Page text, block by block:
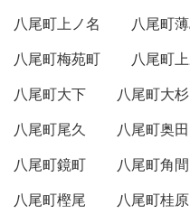
八尾町上ノ名
八尾町
八尾町梅苑町
八尾町
八尾町大下
八尾町大杉
八尾町尾久
八尾町奥田
八尾町鏡町
八尾町角間
八尾町樫尾
八尾町桂原